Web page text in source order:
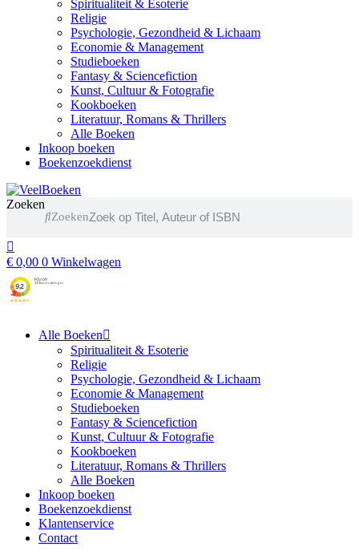
Spiritualiteit & Esoterie
Religie
Psychologie, Gezondheid & Lichaam
Economie & Management
Studieboeken
Fantasy & Sciencefiction
Kunst, Cultuur & Fotografie
Kookboeken
Literatuur, Romans & Thrillers
Alle Boeken
Inkoop boeken
Boekenzoekdienst
Zoeken
Zoeken
€ 0,00 0 Winkelwagen
Alle Boeken
Spiritualiteit & Esoterie
Religie
Psychologie, Gezondheid & Lichaam
Economie & Management
Studieboeken
Fantasy & Sciencefiction
Kunst, Cultuur & Fotografie
Kookboeken
Literatuur, Romans & Thrillers
Alle Boeken
Inkoop boeken
Boekenzoekdienst
Klantenservice
Contact